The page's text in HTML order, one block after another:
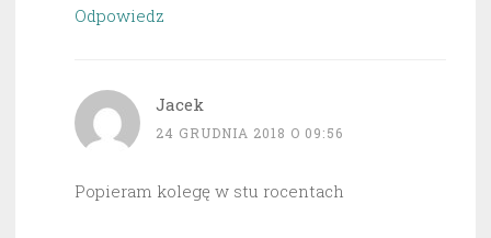
Odpowiedz
Jacek
24 GRUDNIA 2018 O 09:56
Popieram kolegę w stu rocentach